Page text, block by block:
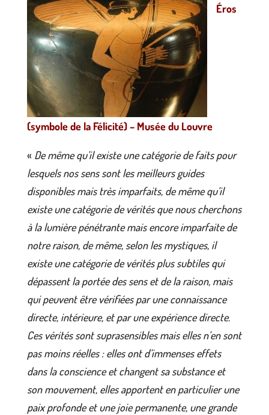
Éros
(symbole de la Félicité) – Musée du Louvre
« De même qu’il existe une catégorie de faits pour
lesquels nos sens sont les meilleurs guides
disponibles mais très imparfaits, de même qu’il
existe une catégorie de vérités que nous cherchons
à la lumière pénétrante mais encore imparfaite de
notre raison, de même, selon les mystiques, il
existe une catégorie de vérités plus subtiles qui
dépassent la portée des sens et de la raison, mais
qui peuvent être vérifiées par une connaissance
directe, intérieure, et par une expérience directe.
Ces vérités sont suprasensibles mais elles n’en sont
pas moins réelles : elles ont d’immenses effets
dans la conscience et changent sa substance et
son mouvement, elles apportent en particulier une
paix profonde et une joie permanente, une grande